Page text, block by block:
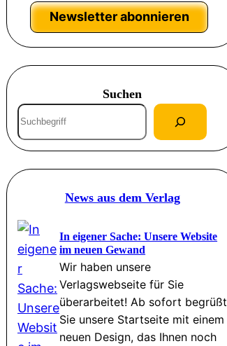
Newsletter abonnieren
Suchen
S
u
c
h
News aus dem Verlag
In eigener Sache: Unsere Website
im neuen Gewand
Wir haben unsere
Verlagswebseite für Sie
überarbeitet! Ab sofort begrüßt
Sie unsere Startseite mit einem
neuen Design, das Ihnen noch